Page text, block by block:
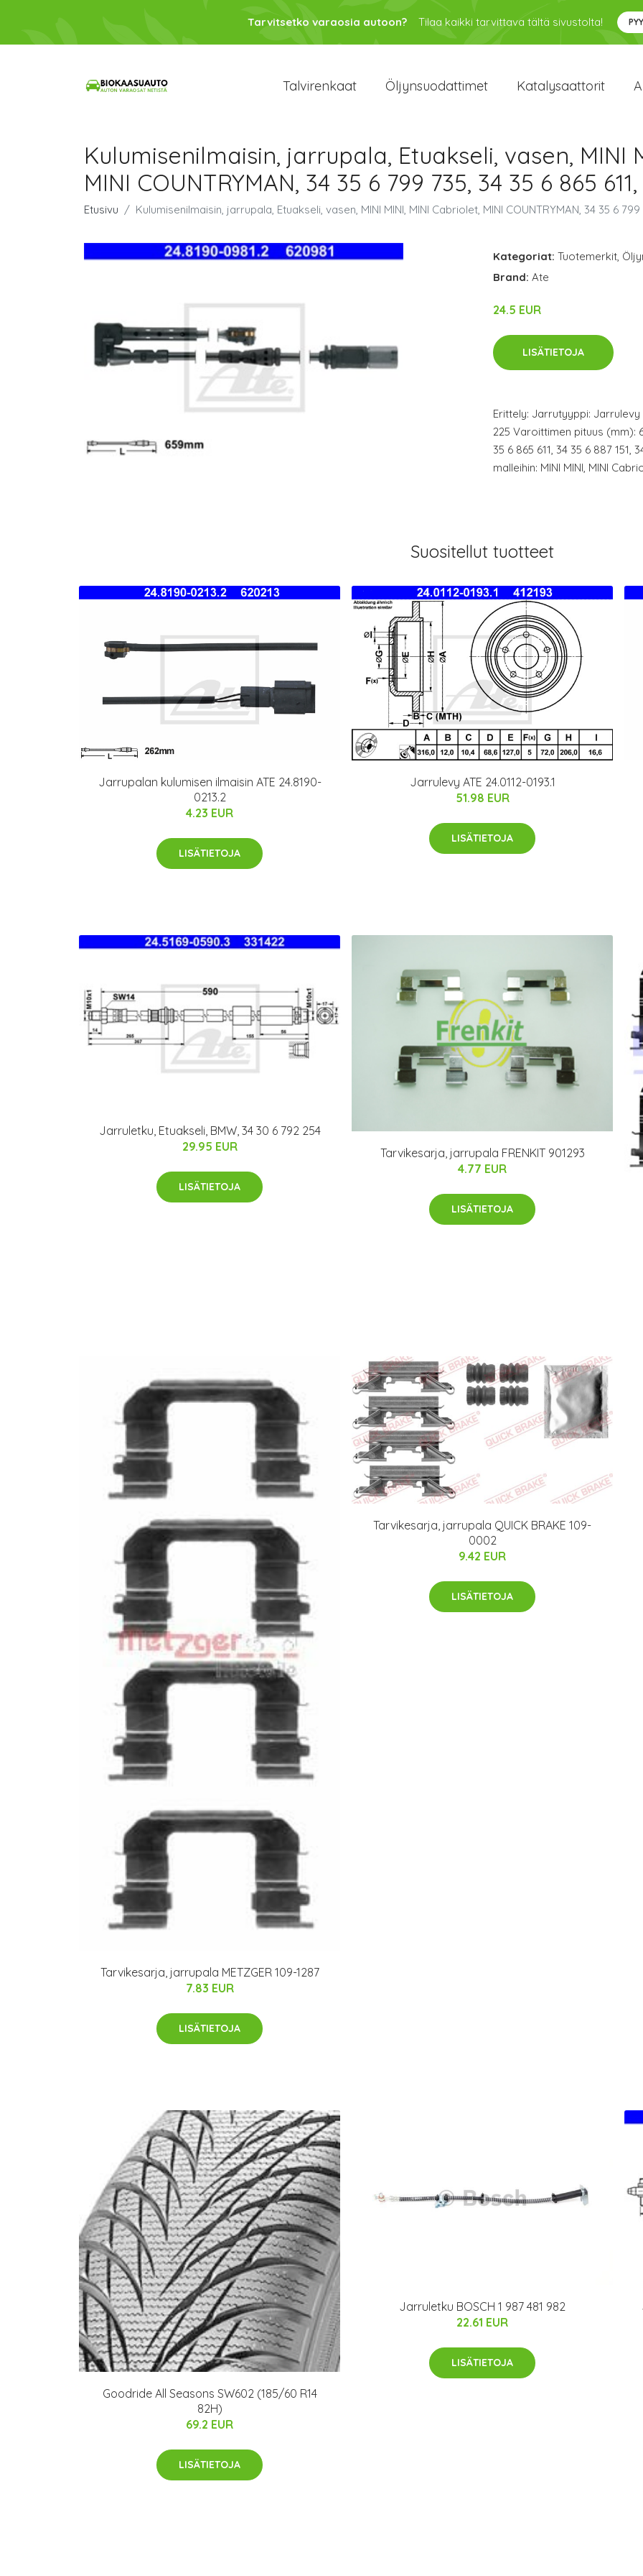
Tarvitsetko varaosia autoon? Tilaa kaikki tarvittava tältä sivustolta!
Talvirenkaat Öljynsuodattimet Katalysaattorit
Kulumisenilmaisin, jarrupala, Etuakseli, vasen, MINI
MINI COUNTRYMAN, 34 35 6 799 735, 34 35 6 865
Etusivu Kulumisenilmaisin, jarrupala, Etuakseli, vasen, MINI MINI, MINI Cabriolet, MINI COUNTRYMAN, 34 35 6 799
Kategoriat: Tuotemerkit,
Brand: Ate
24.5 EUR
LISÄTIETOJA
Erittely: Jarrutyyppi: Jarrulevy
225 Varoittimen pituus (mm):
35 6 865 611, 34 35 6 887
malleihin: MINI MINI, MINI
Suositellut tuotteet
Jarrupalan kulumisen ilmaisin ATE 24.8190-
0213.2
4.23 EUR
LISÄTIETOJA
Jarrulevy ATE 24.0112-0193.1
51.98 EUR
LISÄTIETOJA
Jarruletku, Etuakseli, BMW, 34 30 6 792 254
29.95 EUR
LISÄTIETOJA
Tarvikesarja, jarrupala FRENKIT 901293
4.77 EUR
LISÄTIETOJA
Tarvikesarja, jarrupala METZGER 109-1287
7.83 EUR
LISÄTIETOJA
Tarvikesarja, jarrupala QUICK BRAKE 109-
0002
9.42 EUR
LISÄTIETOJA
Goodride All Seasons SW602 (185/60 R14
82H)
69.2 EUR
LISÄTIETOJA
Jarruletku BOSCH 1 987 481 982
22.61 EUR
LISÄTIETOJA